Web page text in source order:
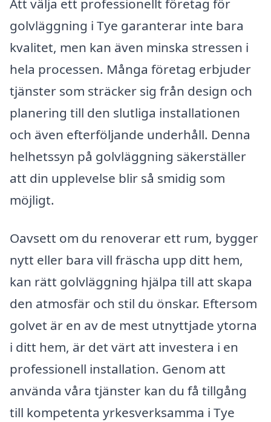
golvläggning i Tye garanterar inte bara
kvalitet, men kan även minska stressen i
hela processen. Många företag erbjuder
tjänster som sträcker sig från design och
planering till den slutliga installationen
och även efterföljande underhåll. Denna
helhetssyn på golvläggning säkerställer
att din upplevelse blir så smidig som
möjligt.
Oavsett om du renoverar ett rum, bygger
nytt eller bara vill fräscha upp ditt hem,
kan rätt golvläggning hjälpa till att skapa
den atmosfär och stil du önskar. Eftersom
golvet är en av de mest utnyttjade ytorna
i ditt hem, är det värt att investera i en
professionell installation. Genom att
använda våra tjänster kan du få tillgång
till kompetenta yrkesverksamma i Tye